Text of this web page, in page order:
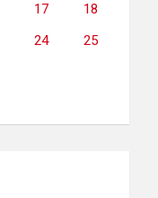
17
18
24
25